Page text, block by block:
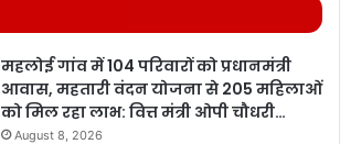
महलोई गांव में 104 परिवारों को प्रधानमंत्री
आवास, महतारी वंदन योजना से 205 महिलाओं
को मिल रहा लाभ: वित्त मंत्री ओपी चौधरी…
August 8, 2026